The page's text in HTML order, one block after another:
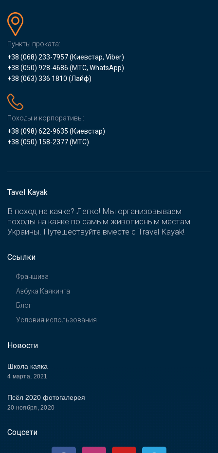
Пункты проката:
+38 (068) 233-7957(Киевстар, Viber)
+38 (050) 928-4686 (МТС, WhatsApp)
+38 (063) 336 1810 (Лайф)
Походы и корпоративы:
+38 (098) 622-9635 (Киевстар)
+38 (050) 158-2377(МТС)
Tavel Kayak
В поход на каяке? Легко! Мы организовываем
походы на каяке по самым живописным местам
Украины. Путешествуйте вместе с Travel Kayak!
Ссылки
Франшиза
Азбука Каякинга
Блог
Условия использования
Новости
Школа каяка
4 марта, 2021
Псёл 2020 фотогалерея
20 ноября, 2020
Соцсети